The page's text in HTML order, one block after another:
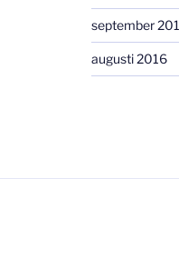
september
augusti 2016